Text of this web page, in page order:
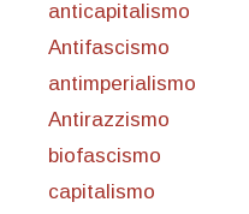
anticapitalismo
Antifascismo
antimperialismo
Antirazzismo
biofascismo
capitalismo